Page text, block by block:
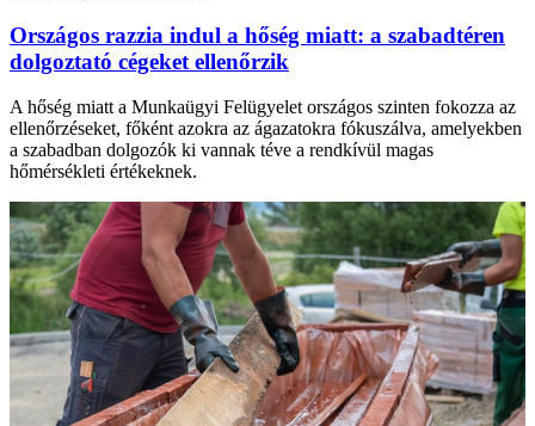
Országos razzia indul a hőség miatt: a szabadtéren
dolgoztató cégeket ellenőrzik
A hőség miatt a Munkaügyi Felügyelet országos szinten fokozza az
ellenőrzéseket, főként azokra az ágazatokra fókuszálva, amelyekben
a szabadban dolgozók ki vannak téve a rendkívül magas
hőmérsékleti értékeknek.